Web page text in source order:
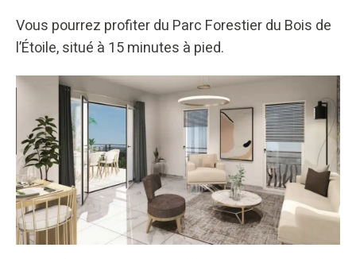
Vous pourrez profiter du Parc Forestier du Bois de
l’Étoile, situé à 15 minutes à pied.